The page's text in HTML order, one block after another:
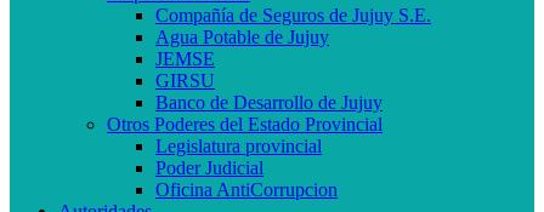
Compañía de Seguros de Jujuy S.E.
Agua Potable de Jujuy
JEMSE
GIRSU
Banco de Desarrollo de Jujuy
Otros Poderes del Estado Provincial
Legislatura provincial
Poder Judicial
Oficina AntiCorrupcion